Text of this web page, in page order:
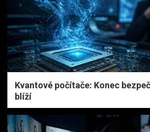
Kvantové počítače: Konec
blíží